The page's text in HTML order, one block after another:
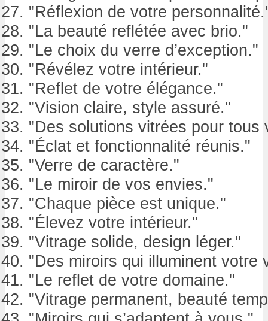
"Réflexion de votre
"La beauté reflétée avec brio."
"Le choix du verre d’exception."
"Révélez votre intérieur."
"Reflet de votre élégance."
"Vision claire, style assuré."
"Des solutions vitrées pour tous
"Éclat et fonctionnalité réunis."
"Verre de caractère."
"Le miroir de vos envies."
"Chaque pièce est unique."
"Élevez votre intérieur."
"Vitrage solide, design léger."
"Des miroirs qui illuminent votre
"Le reflet de votre domaine."
"Vitrage permanent, beauté